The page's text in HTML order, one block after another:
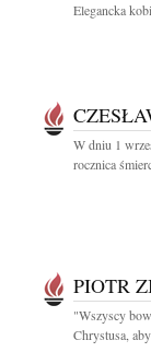
Elegancka
W dniu 1
rocznica
PIOTR
"Wszyscy
Chrystusa,